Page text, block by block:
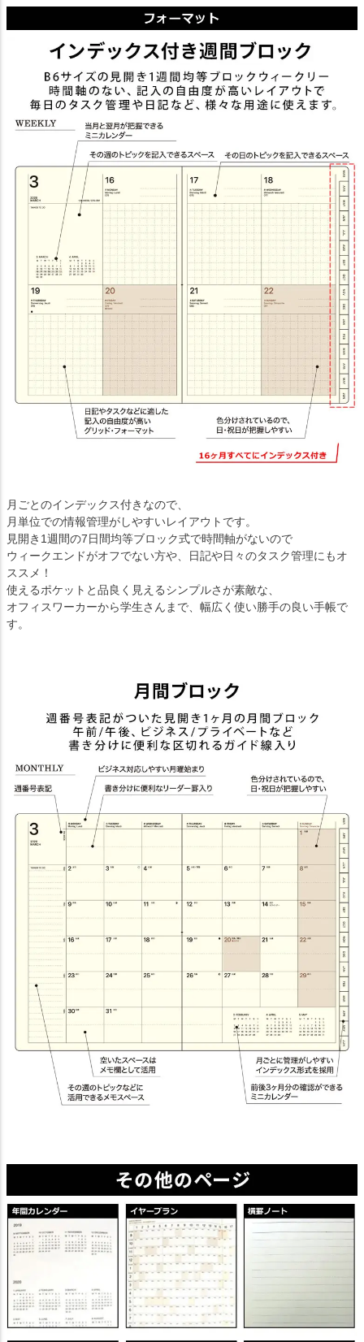
月ごとのインデックス付きなので、
月単位での情報管理がしやすいレイアウトです。
見開き1週間の7日間均等ブロック式で時間軸がないので
ウィークエンドがオフでない方や、日記や日々のタスク管理にもオ
ススメ！
使えるポケットと品良く見えるシンプルさが素敵な、
オフィスワーカーから学生さんまで、幅広く使い勝手の良い手帳で
す。